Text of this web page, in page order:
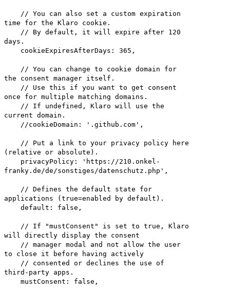
// You can also set a custom expiration
time for the Klaro cookie.
// By default, it will expire after 120
days.
cookieExpiresAfterDays: 365,
// You can change to cookie domain for
the consent manager itself.
// Use this if you want to get consent
once for multiple matching domains.
// If undefined, Klaro will use the
current domain.
//cookieDomain: '.github.com',
// Put a link to your privacy policy here
(relative or absolute).
privacyPolicy: 'https://210.onkel-
franky.de/de/sonstiges/datenschutz.php',
// Defines the default state for
applications (true=enabled by default).
default: false,
// If "mustConsent" is set to true, Klaro
will directly display the consent
// manager modal and not allow the user
to close it before having actively
// consented or declines the use of
third-party apps.
mustConsent: false,